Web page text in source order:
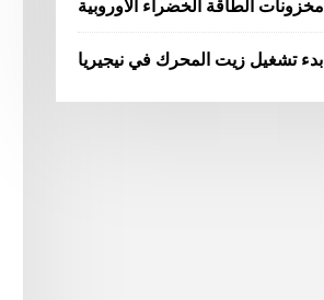
مخزونات الطاقة الخضراء الأوروبية
بدء تشغيل زيت المحرك في نيجيريا